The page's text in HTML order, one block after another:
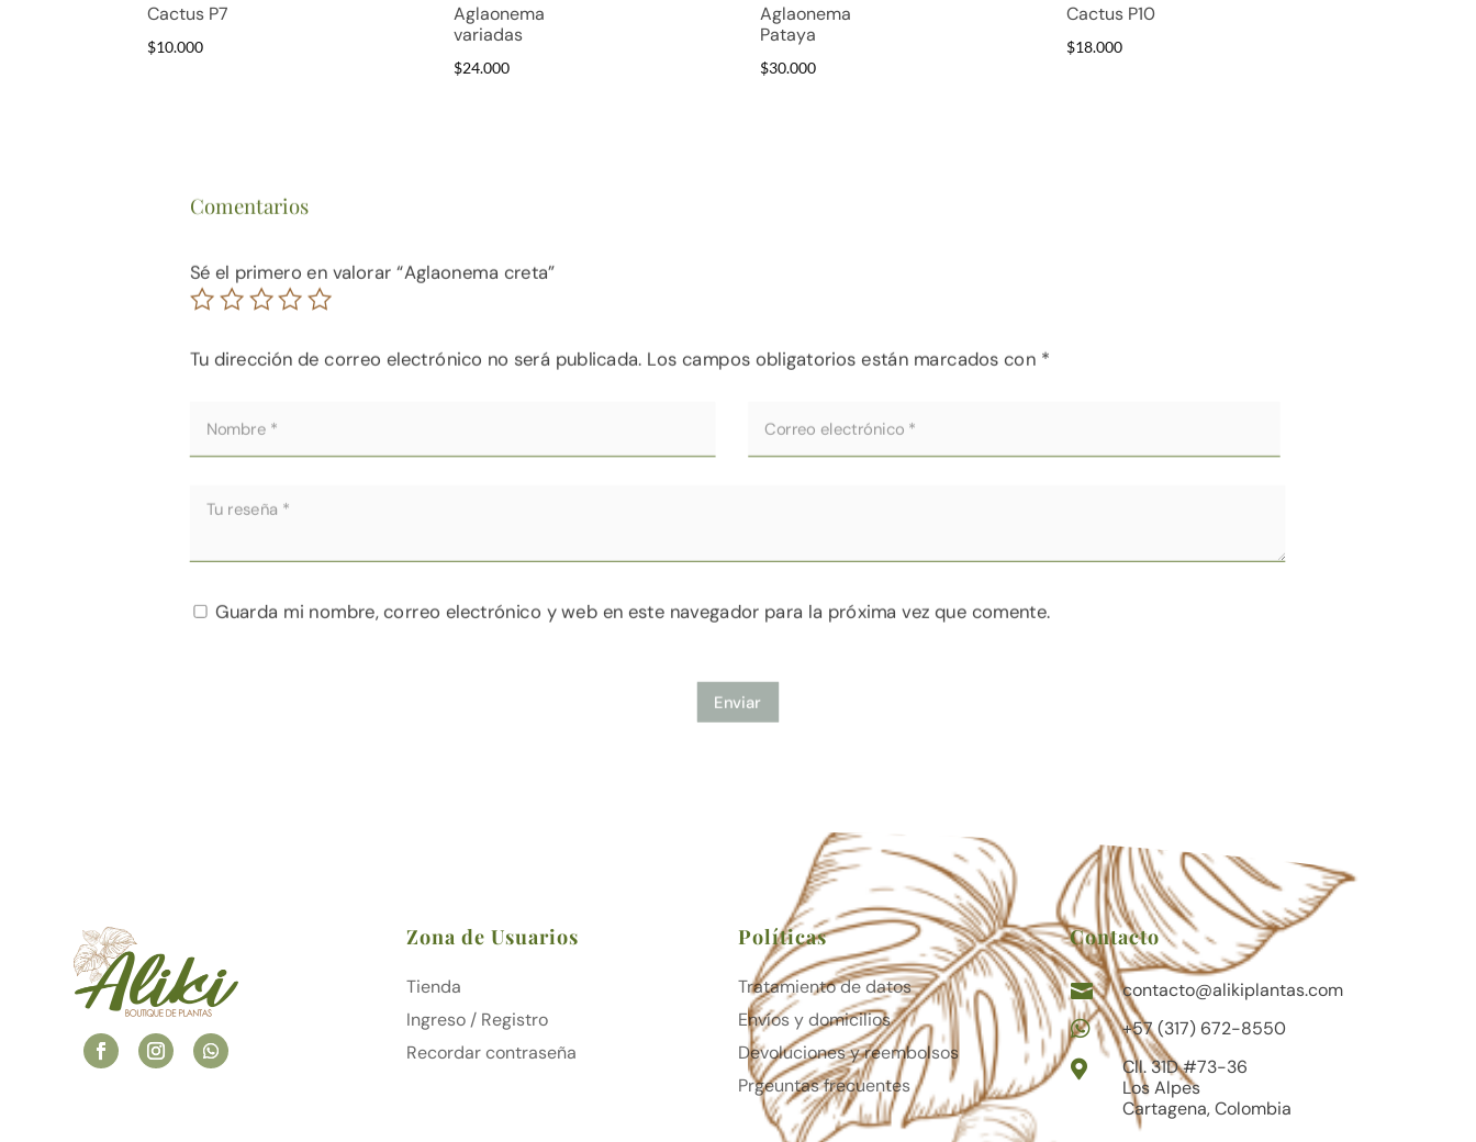
Cactus P7
$10.000
Aglaonema
variadas
$24.000
Aglaonema
Pataya
$30.000
Cactus P10
$18.000
Comentarios
Sé el primero en valorar “Aglaonema creta”
Tu dirección de correo electrónico no será publicada. Los campos obligatorios están marcados con *
Guarda mi nombre, correo electrónico y web en este navegador para la próxima vez que comente.
Enviar
Zona de Usuarios
Tienda
Ingreso / Registro
Recordar contraseña
Políticas
Tratamiento de datos
Envíos y domicilios
Devoluciones y reembolsos
Prgeuntas frecuentes
Contacto

contacto@alikiplantas.com

+57 (317) 672-8550

Cll. 31D #73-36
Los Alpes
Cartagena, Colombia